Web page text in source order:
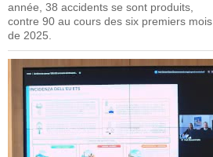
année, 38 accidents se sont produits,
contre 90 au cours des six premiers mois
de 2025.